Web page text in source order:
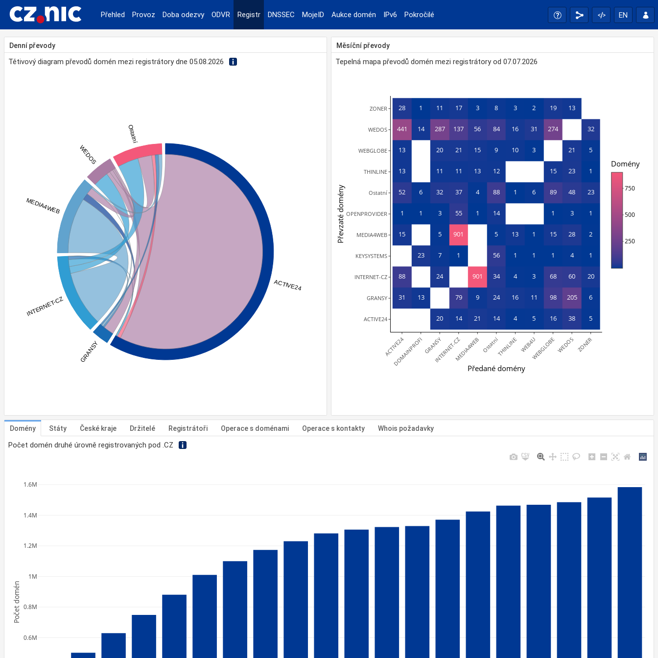
Přehled Provoz Doba odezvy ODVR Registr DNSSEC MojeID Aukce domén IPv6 Pokročilé EN
Denní převody
Tětivový diagram převodů domén mezi registrátory dne 05.08.2026
ACTIVE24
GRANSY
INTERNET-CZ
MEDIA4WEB
WEDOS
Ostatní
Měsíční převody
Tepelná mapa převodů domén mezi registrátory od 07.07.2026
31
88
15
1
52
13
13
441
28
13
23
1
6
14
1
20
24
7
5
3
32
11
20
287
11
14
79
1
901
55
37
11
21
137
17
21
9
901
1
4
13
15
56
3
14
24
34
56
5
14
88
12
9
84
8
4
16
4
1
13
1
10
16
3
5
11
3
1
1
6
3
31
2
16
98
68
1
15
1
89
15
274
19
38
205
60
4
28
3
48
23
21
13
5
6
20
1
2
1
23
1
5
32
ACTIVE24
DOMAINPROFI GRANSYINTERNET-CZMEDIA4WEB OstatníTHINLINE WEB4UWEBGLOBE WEDOS ZONER
ACTIVE24
GRANSY
INTERNET-CZ
KEYSYSTEMS
MEDIA4WEB
OPENPROVIDER
Ostatní
THINLINE
WEBGLOBE
WEDOS
ZONER
250
500
750
Domény
Předané domény
Převzaté domény
Domény Státy České kraje Držitelé Registrátoři Operace s doménami Operace s kontakty Whois požadavky
Počet domén druhé úrovně registrovaných pod .CZ
0.6M
0.8M
1M
1.2M
1.4M
1.6M
Počet domén